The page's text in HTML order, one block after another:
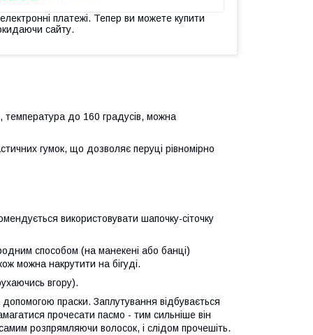
платежі. Тепер ви можете купити
сайту.
температура до 160 градусів, можна
гумок, що дозволяє перуці рівномірно
використовувати шапочку-сіточку
способом (на манекені або банці)
можна накрутити на бігуді.
вгору).
праски. Заплутування відбувається
прочесати пасмо - тим сильніше він
розпрямляючи волосок, і слідом прочешіть.